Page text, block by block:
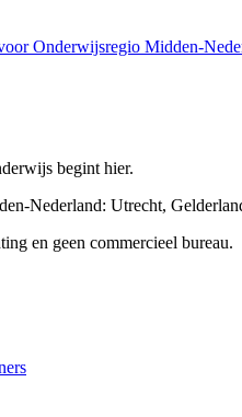
Onderwijsregio Midden-
begint hier.
Nederland: Utrecht,
en geen commercieel bureau.